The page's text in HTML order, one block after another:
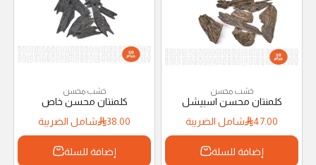
خشب محسن
كلمنتان محسن اسبيشل
47.00
شامل الضريبة
إضافة للسلة
خشب محسن
كلمنتان محسن خاص
38.00
شامل الضريبة
إضافة للسلة